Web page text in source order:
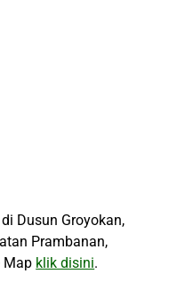
Dusun Groyokan,
Prambanan,
Map klik disini.